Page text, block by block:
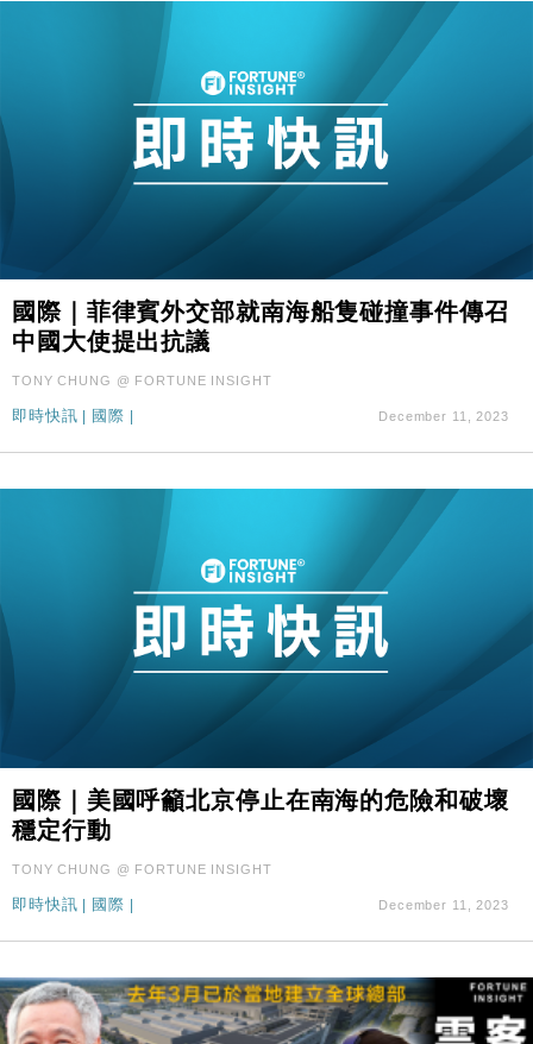
國際｜菲律賓外交部就南海船隻碰撞事件傳召
中國大使提出抗議
TONY CHUNG @ FORTUNE INSIGHT
即時快訊 國際 December 11, 2023
國際｜美國呼籲北京停止在南海的危險和破壞
穩定行動
TONY CHUNG @ FORTUNE INSIGHT
即時快訊 | 國際 | December 11, 2023